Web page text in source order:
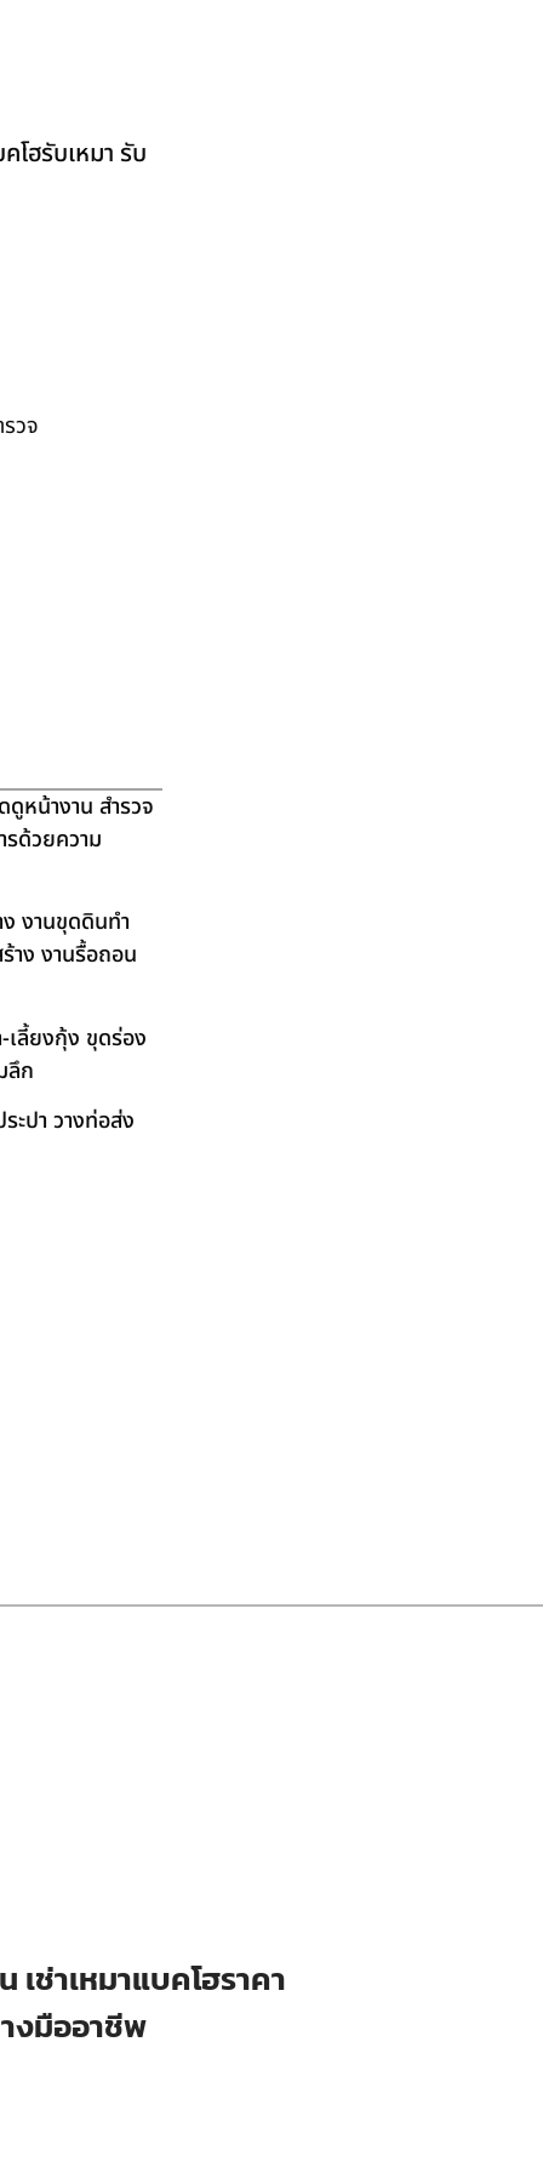
โฮรับเหมา รับ
วจ
ดูหน้างาน สำรวจ
รด้วยความ
งานขุดดินทำ
าง งานรื้อถอน
เลี้ยงกุ้ง ขุดร่อง
ลึก
ะปา วางท่อส่ง
เช่าเหมาแบคโฮราคา
งมืออาชีพ